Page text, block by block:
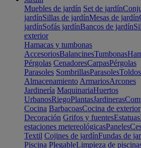
Muebles de jardín Set de jardín
jardínSillas de jardínMesas de jardín
jardínSofás jardínBancos de jardín
exterior
Hamacas y tumbonas
AccesoriosBalancinesTumbonas
Pérgolas CenadoresCarpasPérgolas
Parasoles SombrillasParasolesToldos
Almacenamiento ArmariosArcones
Jardinería MaquinariaHuertos
UrbanosRiegoPlantasJardineras
Cocina BarbacoasCocina de exterior
Decoración Grifos y fuentesEstatuas
estaciones metereológicasPaneles
Textil Cojines de jardínFundas de
Piscina PlegableLimpieza de